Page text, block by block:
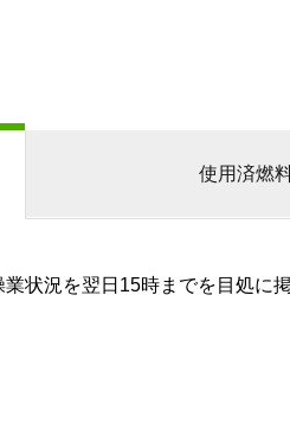
使用済燃
状況を翌日15時までを目処に